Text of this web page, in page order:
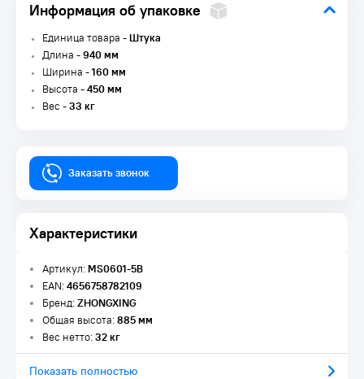
Информация об упаковке
Единица товара -Штука
Длина -940 мм
Ширина -160 мм
Высота -450 мм
Вес -33 кг
Заказать звонок
Характеристики
Артикул:MS0601-5B
EAN:4656758782109
Бренд:ZHONGXING
Общая высота:885 мм
Вес нетто:32 кг
Показать полностью